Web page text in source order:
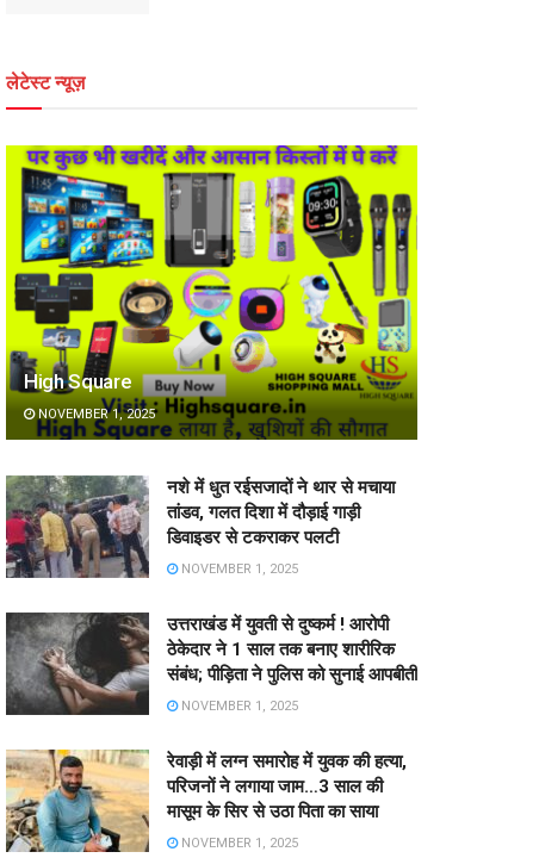
लेटेस्ट न्यूज़
High Square
NOVEMBER 1, 2025
नशे में धुत रईसजादों ने थार से मचाया
तांडव, गलत दिशा में दौड़ाई गाड़ी
डिवाइडर से टकराकर पलटी
NOVEMBER 1, 2025
उत्तराखंड में युवती से दुष्कर्म ! आरोपी
ठेकेदार ने 1 साल तक बनाए शारीरिक
संबंध; पीड़िता ने पुलिस को सुनाई आपबीती
NOVEMBER 1, 2025
रेवाड़ी में लग्न समारोह में युवक की हत्या,
परिजनों ने लगाया जाम…3 साल की
मासूम के सिर से उठा पिता का साया
NOVEMBER 1, 2025